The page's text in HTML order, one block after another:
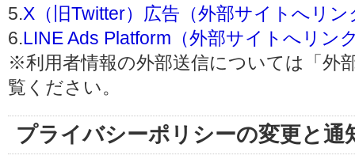
5.X（旧Twitter）広告（外部サイトへリン
6.LINE Ads Platform（外部サイトへリン
※利用者情報の外部送信については「外
覧ください。
プライバシーポリシーの変更と通